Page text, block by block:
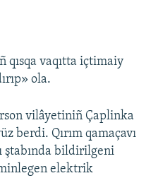
qısqa vaqıtta içtimaiy
ola.
vilâyetiniñ Çaplinka
berdi. Qırım qamaçavı
ştabında bildirilgeni
elektrik